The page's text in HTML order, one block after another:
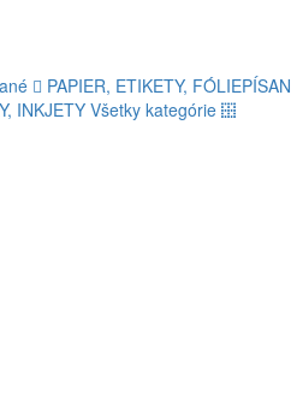
PAPIER, ETIKETY, FÓLIE
INKJETY Všetky kategórie